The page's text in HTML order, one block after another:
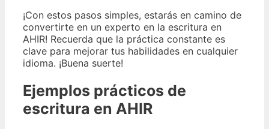
¡Con estos pasos simples, estarás en camino de
convertirte en un experto en la escritura en
AHIR! Recuerda que la práctica constante es
clave para mejorar tus habilidades en cualquier
idioma. ¡Buena suerte!
Ejemplos prácticos de
escritura en AHIR